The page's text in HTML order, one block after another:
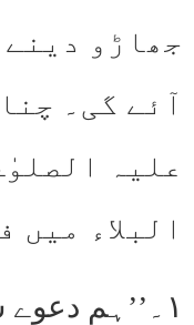
جھاڑو
آئے گی۔
علیہ
البلاء میں
۱۔’’ہم